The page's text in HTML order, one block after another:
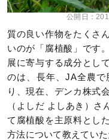
公開日：
質の良い作物をたくさ
いのが「腐植酸」です
展に寄与する成分とし
のは、長年、JA全農
り、現在、デンカ株式
（よしだ よしあき）
て腐植酸を主原料とし
方法について教えていた